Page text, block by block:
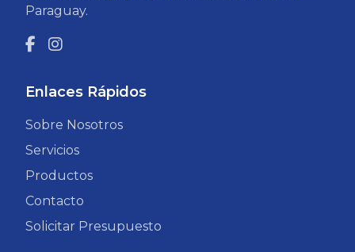
Paraguay.
Enlaces Rápidos
Sobre Nosotros
Servicios
Productos
Contacto
Solicitar Presupuesto